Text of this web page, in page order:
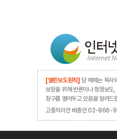
[열린보도원칙] 당 매체는 독자
보장을 위해 반론이나 정정보도
창구를 열어두고 있음을 알려드
고충처리인 배종인 02-